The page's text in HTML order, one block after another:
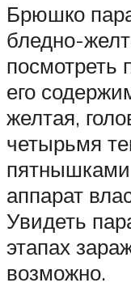
Брюшко
бледно-
посмотреть
его
желтая,
четырьмя
пятнышками
аппарат
Увидеть
этапах
возможно.